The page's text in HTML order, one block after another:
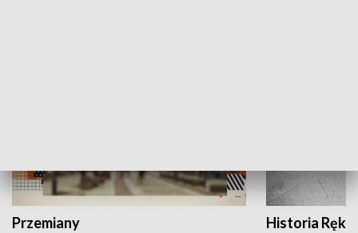
Przemiany Historia Ręką